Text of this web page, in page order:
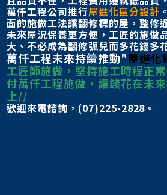
萬仟工程公司推行屋進化區分設計 。
面的施做工法讓翻修標的屋，整修
未來屋況保養更方便，工匠的施做
大、不必成為翻修弧兒而多花錢多
萬仟工程未來持續推動"屋進化
工匠師施做，堅持施工時程正
付萬仟工程施做，讓錢花在未
上//
歡迎來電諮詢，(07)225-2828。